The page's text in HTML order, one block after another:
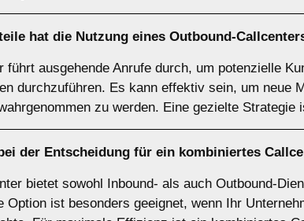
hat die Nutzung eines Outbound-
führt ausgehende Anrufe durch, um potenzielle
durchzuführen. Es kann effektiv sein, um neue
zu werden. Eine gezielte Strategie
der Entscheidung für ein kombiniertes
bietet sowohl Inbound- als auch Outbound-
Option ist besonders geeignet, wenn Ihr